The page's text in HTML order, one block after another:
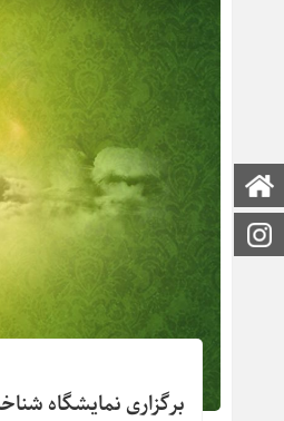
صفحه اصلی
اینستاگرام
برگزاری نمایشگاه